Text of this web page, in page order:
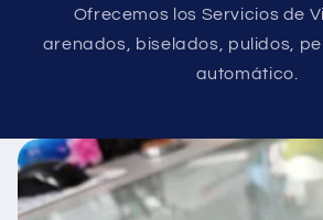
Ofrecemos los Servicios de
arenados, biselados, pulidos,
automático.